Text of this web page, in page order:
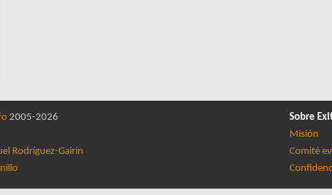
2005-2026
Rodríguez-Gairín
Sobre
Misión
Comité